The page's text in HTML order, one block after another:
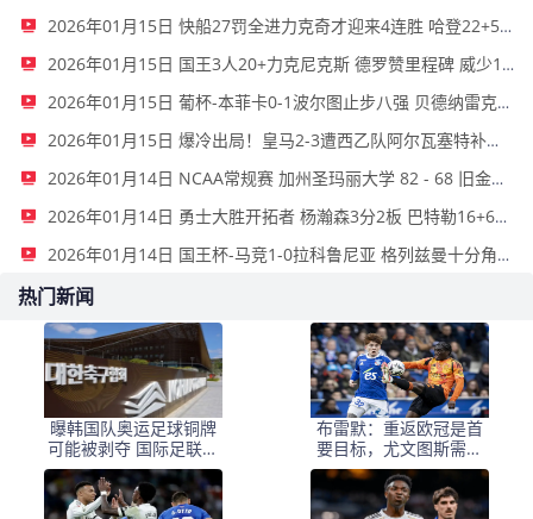
2026年01月15日 快船27罚全进力克奇才迎来4连胜 哈登22+5+8 伦纳德33分4断
2026年01月15日 国王3人20+力克尼克斯 德罗赞里程碑 威少11助 布伦森伤退
2026年01月15日 葡杯-本菲卡0-1波尔图止步八强 贝德纳雷克制胜帕夫利季斯失良机
2026年01月15日 爆冷出局！皇马2-3遭西乙队阿尔瓦塞特补时绝杀 无缘国王杯8强
2026年01月14日 NCAA常规赛 加州圣玛丽大学 82 - 68 旧金山大学 全场集锦
2026年01月14日 勇士大胜开拓者 杨瀚森3分2板 巴特勒16+6+5 库里9中2送11助
2026年01月14日 国王杯-马竞1-0拉科鲁尼亚 格列兹曼十分角任意球破门+远射中横梁
热门新闻
曝韩国队奥运足球铜牌
可能被剥夺 国际足联处
罚时效已过
布雷默：重返欧冠是首
要目标，尤文图斯需要
回到巅峰状态